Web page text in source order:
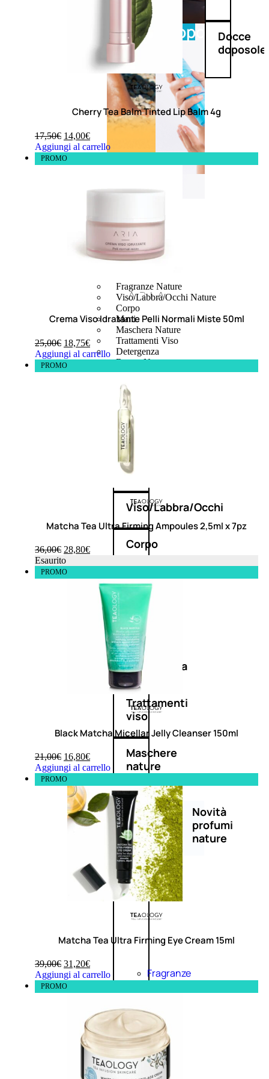
Doposole
Docce
doposole
Fragranze Nature
Viso/Labbra/Occhi Nature
Corpo
Mani
Maschera Nature
Trattamenti Viso
Detergenza
Bagno Nature
Deodoranti
Profumi
nature
Viso/Labbra/Occhi
Corpo
Mani
Bagno
Detergenza
Trattamenti
viso
Maschere
nature
Novità
profumi
nature
Esaurito PROMO
Fragranze
L’OCCITANE
EDT
FIORI
DI
Valutato
Cherry Tea Balm Tinted Lip Balm 4g
17,50€ 14,00€
Aggiungi al carrello
PROMO
Crema Viso Idratante Pelli Normali Miste 50ml
25,00€ 18,75€
Aggiungi al carrello
PROMO
Matcha Tea Ultra Firming Ampoules 2,5ml x 7pz
36,00€ 28,80€
Esaurito
PROMO
Black Matcha Micellar Jelly Cleanser 150ml
21,00€ 16,80€
Aggiungi al carrello
PROMO
Matcha Tea Ultra Firming Eye Cream 15ml
39,00€ 31,20€
Aggiungi al carrello
PROMO